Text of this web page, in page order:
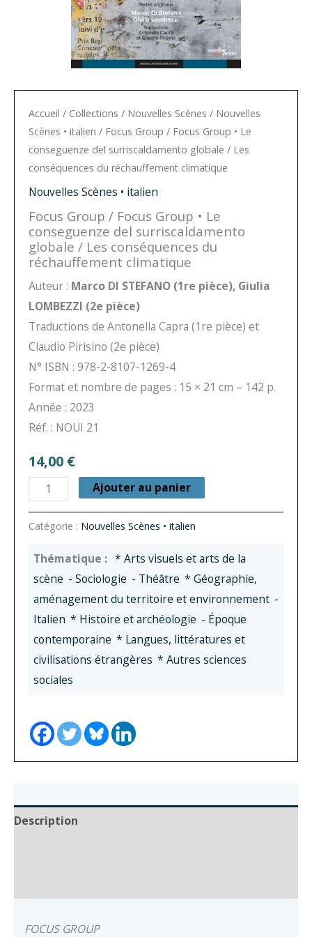
Accueil / Collections / Nouvelles Scènes / Nouvelles
Scènes • italien / Focus Group / Focus Group • Le
conseguenze del surriscaldamento globale / Les
conséquences du réchauffement climatique
Nouvelles Scènes • italien
Focus Group / Focus Group • Le
conseguenze del surriscaldamento
globale / Les conséquences du
réchauffement climatique
Auteur : Marco DI STEFANO (1re pièce), Giulia
LOMBEZZI (2e pièce)
Traductions de Antonella Capra (1re pièce) et
Claudio Pirisino (2e pièce)
N° ISBN : 978-2-8107-1269-4
Format et nombre de pages : 15 × 21 cm – 142 p.
Année : 2023
Réf. : NOUI 21
14,00 €
quantité
de
Focus
Focus
Group
Le
conseguenze
del
globale
du
réchauffement
Ajouter au panier
Catégorie : Nouvelles Scènes • italien
* Arts visuels et arts de la
scène - Sociologie - Théâtre * Géographie,
aménagement du territoire et environnement -
Italien * Histoire et archéologie - Époque
contemporaine * Langues, littératures et
civilisations étrangères * Autres sciences
sociales
Description
FOCUS GROUP